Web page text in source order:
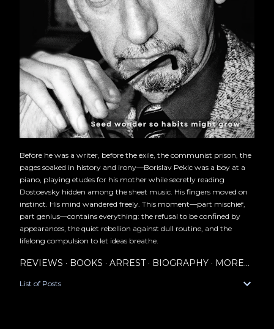
Before he was a writer, before the exile, the communist prison, the
pages soaked in history and irony—Borislav Pekic was a boy at a
piano, playing etudes for his mother while secretly reading
Dostoevsky hidden among the sheet music. His fingers moved on
instinct. His mind wandered freely. This moment—part mischief,
part genius—contains everything: the refusal to be confined by
appearances, the quiet rebellion against dull routine, and the
lifelong compulsion to let ideas breathe.
REVIEWS BOOKS ARREST BIOGRAPHY MORE…
List of Posts